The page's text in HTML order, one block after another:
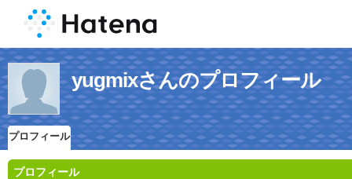
yugmixさんのプロフィール
プロフィール
プロフィール